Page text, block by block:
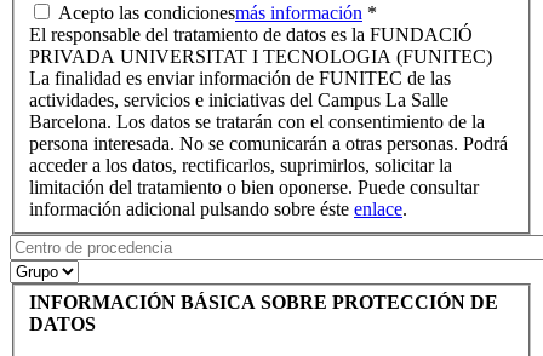
Acepto las condicionesmás información *
El responsable del tratamiento de datos es la FUNDACIÓ
PRIVADA UNIVERSITAT I TECNOLOGIA (FUNITEC)
La finalidad es enviar información de FUNITEC de las
actividades, servicios e iniciativas del Campus La Salle
Barcelona. Los datos se tratarán con el consentimiento de la
persona interesada. No se comunicarán a otras personas. Podrá
acceder a los datos, rectificarlos, suprimirlos, solicitar la
limitación del tratamiento o bien oponerse. Puede consultar
información adicional pulsando sobre éste enlace.
INFORMACIÓN BÁSICA SOBRE PROTECCIÓN DE
DATOS